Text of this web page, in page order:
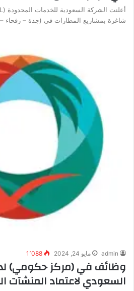
شاغرة بمشاريع المطارات في (جدة – رفحاء
admin مايو 24, 2024 1٬088
وظائف في (مركز حكومي)
السعودي لاعتماد المنشآت